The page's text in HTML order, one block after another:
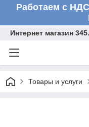
Работаем с
Интернет магазин
Товары и услуги